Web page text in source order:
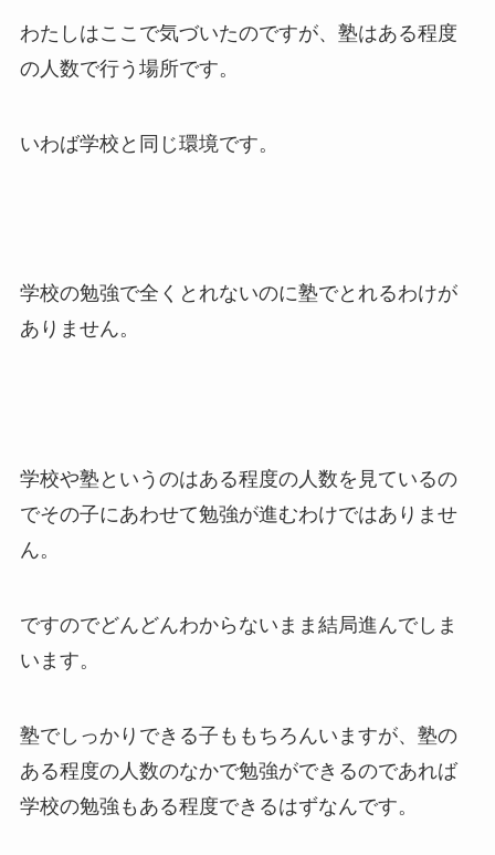
わたしはここで気づいたのですが、塾はある程度
の人数で行う場所です。
いわば学校と同じ環境です。
学校の勉強で全くとれないのに塾でとれるわけが
ありません。
学校や塾というのはある程度の人数を見ているの
でその子にあわせて勉強が進むわけではありませ
ん。
ですのでどんどんわからないまま結局進んでしま
います。
塾でしっかりできる子ももちろんいますが、塾の
ある程度の人数のなかで勉強ができるのであれば
学校の勉強もある程度できるはずなんです。